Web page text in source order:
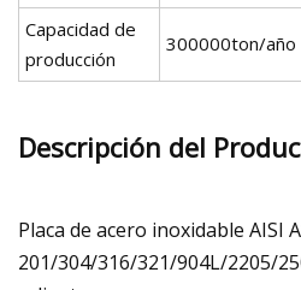
Capacidad de
producción
300000ton/año
Descripción del
Placa de acero inoxidable AISI
201/304/316/321/904L/2205/